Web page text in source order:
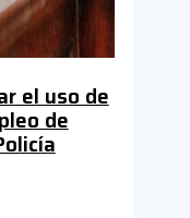
el uso de
de